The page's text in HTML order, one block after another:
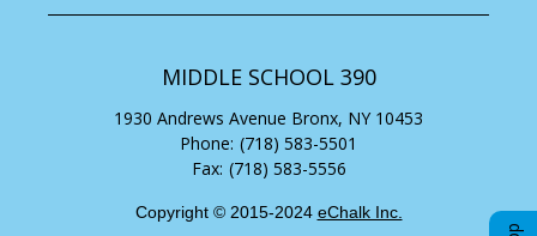
MIDDLE SCHOOL 390
1930 Andrews Avenue Bronx, NY 10453
(718) 583-5501
(718) 583-5556
Copyright © 2015-2024 eChalk Inc.O